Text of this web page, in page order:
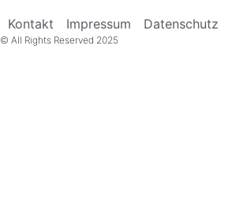
Kontakt Impressum Datenschutz
© All Rights Reserved 2025